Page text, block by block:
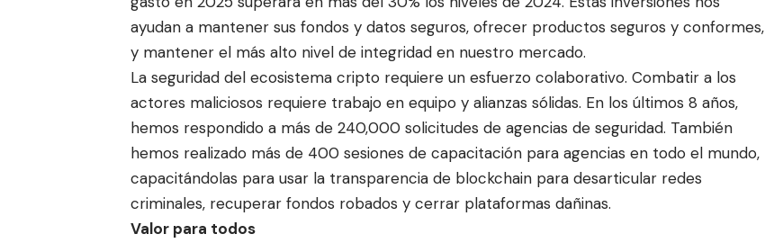
ayudan a mantener sus fondos y datos seguros, ofrecer productos seguros y conformes,
y mantener el más alto nivel de integridad en nuestro mercado.
La seguridad del ecosistema cripto requiere un esfuerzo colaborativo. Combatir a los
actores maliciosos requiere trabajo en equipo y alianzas sólidas. En los últimos 8 años,
hemos respondido a más de 240,000 solicitudes de agencias de seguridad. También
hemos realizado más de 400 sesiones de capacitación para agencias en todo el mundo,
capacitándolas para usar la transparencia de blockchain para desarticular redes
criminales, recuperar fondos robados y cerrar plataformas dañinas.
Valor para todos